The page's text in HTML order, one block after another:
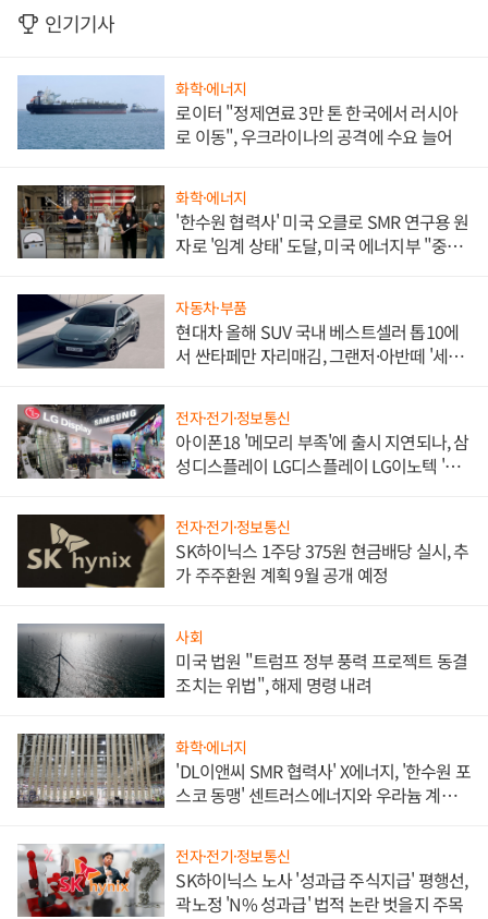
인기기사
화학·에너지
로이터 "정제연료 3만 톤 한국에서 러시아
로 이동", 우크라이나의 공격에 수요 늘어
화학·에너지
'한수원 협력사' 미국 오클로 SMR 연구용 원
자로 '임계 상태' 도달, 미국 에너지부 "중요
자동차·부품
현대차 올해 SUV 국내 베스트셀러 톱10에
서 싼타페만 자리매김, 그랜저·아반떼 '세단
전자·전기·정보통신
아이폰18 '메모리 부족'에 출시 지연되나, 삼
성디스플레이 LG디스플레이 LG이노텍 '탈
전자·전기·정보통신
SK하이닉스 1주당 375원 현금배당 실시, 추
가 주주환원 계획 9월 공개 예정
사회
미국 법원 "트럼프 정부 풍력 프로젝트 동결
조치는 위법", 해제 명령 내려
화학·에너지
'DL이앤씨 SMR 협력사' X에너지, '한수원 포
스코 동맹' 센트러스에너지와 우라늄 계약
전자·전기·정보통신
SK하이닉스 노사 '성과급 주식지급' 평행선,
곽노정 'N% 성과급' 법적 논란 벗을지 주목